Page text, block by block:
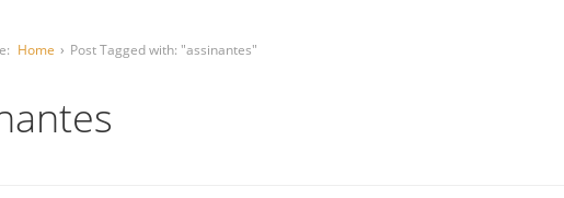
Home › Post Tagged with: "assinantes"